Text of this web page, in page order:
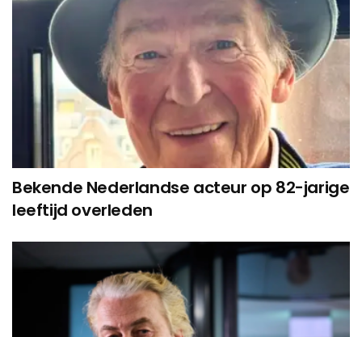
Bekende Nederlandse acteur op 82-jarige
leeftijd overleden